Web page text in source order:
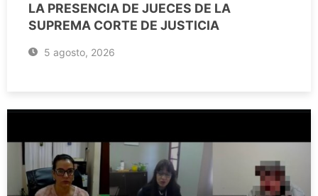
LA PRESENCIA DE JUECES DE LA
SUPREMA CORTE DE JUSTICIA
5 agosto, 2026